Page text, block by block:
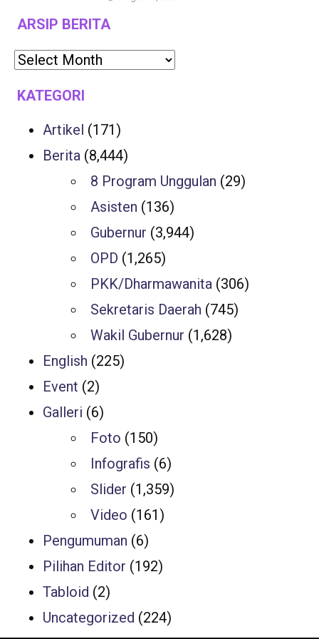
ARSIP BERITA
KATEGORI
Artikel (171)
Berita (8,444)
8 Program Unggulan (29)
Asisten (136)
Gubernur (3,944)
OPD (1,265)
PKK/Dharmawanita (306)
Sekretaris Daerah (745)
Wakil Gubernur (1,628)
English (225)
Event (2)
Galleri (6)
Foto (150)
Infografis (6)
Slider (1,359)
Video (161)
Pengumuman (6)
Pilihan Editor (192)
Tabloid (2)
Uncategorized (224)